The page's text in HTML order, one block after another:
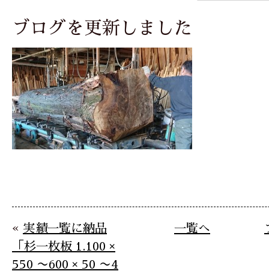
ブログを更新しました
« 実績一覧に納品
「杉一枚板 1.100 ×
550 〜600 × 50 〜4
一覧へ